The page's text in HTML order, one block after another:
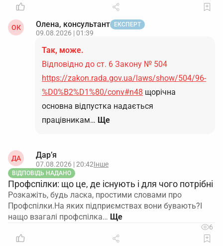
ОК Олена, консультант ЕКСПЕРТ
09.08.2026 | 01:39
Так, може.
Відповідно до ст. 6 Закону № 504
https://zakon.rada.gov.ua/laws/show/504/96-
%D0%B2%D1%80/conv#n48 щорічна
основна відпустка надається
працівникам… Ще
ДА Дар’я
07.08.2026 | 20:42Інше
ВІДПОВІДЬ НАДАНО
Профспілки: що це, де існують і для чого потрібні
Розкажіть, будь ласка, простими словами про
Профспілки.На яких підприємствах вони бувають?І
нащо взагалі профспілка…
6